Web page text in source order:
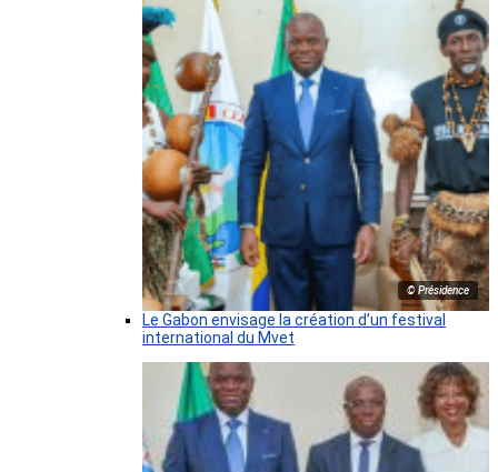
© Présidence
Le Gabon envisage la création d’un festival
international du Mvet